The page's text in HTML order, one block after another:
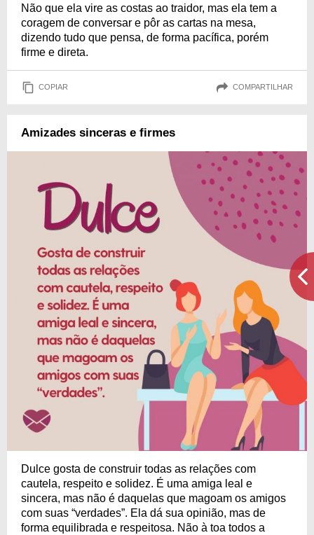
Não que ela vire as costas ao traidor, mas ela tem a
coragem de conversar e pôr as cartas na mesa,
dizendo tudo que pensa, de forma pacífica, porém
firme e direta.
COPIAR COMPARTILHAR
Amizades sinceras e firmes
Dulce gosta de construir todas as relações com
cautela, respeito e solidez. É uma amiga leal e
sincera, mas não é daquelas que magoam os amigos
com suas “verdades”. Ela dá sua opinião, mas de
forma equilibrada e respeitosa. Não à toa todos a